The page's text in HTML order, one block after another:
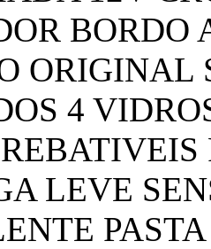
ORIGINAL
4
LEVE